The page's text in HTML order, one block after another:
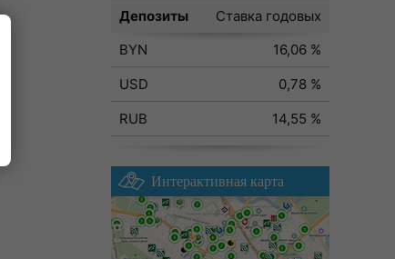
Депозиты
Ставка годовых
BYN
16,06 %
USD
0,78 %
RUB
14,55 %
Интерактивная карта